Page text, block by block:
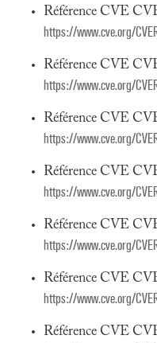
Référence CVE
https://www.cve.org/
Référence CVE
https://www.cve.org/
Référence CVE
https://www.cve.org/
Référence CVE
https://www.cve.org/
Référence CVE
https://www.cve.org/
Référence CVE
https://www.cve.org/
Référence CVE